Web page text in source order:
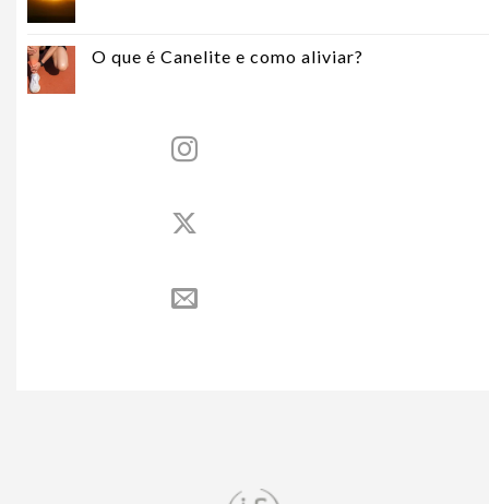
O que é Canelite e como aliviar?